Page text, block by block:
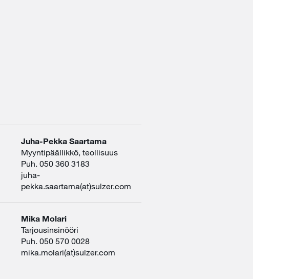
Juha-Pekka Saartama
Myyntipäällikkö, teollisuus
Puh. 050 360 3183
juha-
pekka.saartama(at)sulzer.com
Mika Molari
Tarjousinsinööri
Puh. 050 570 0028
mika.molari(at)sulzer.com